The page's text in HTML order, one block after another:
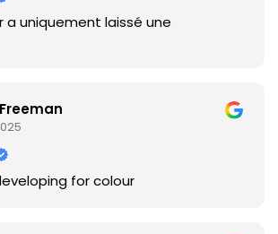
uniquement laissé une
for colour